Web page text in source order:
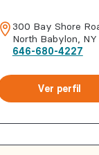
300 Bay Shore
North Babylon, NY
646-680-4227
Ver perfil